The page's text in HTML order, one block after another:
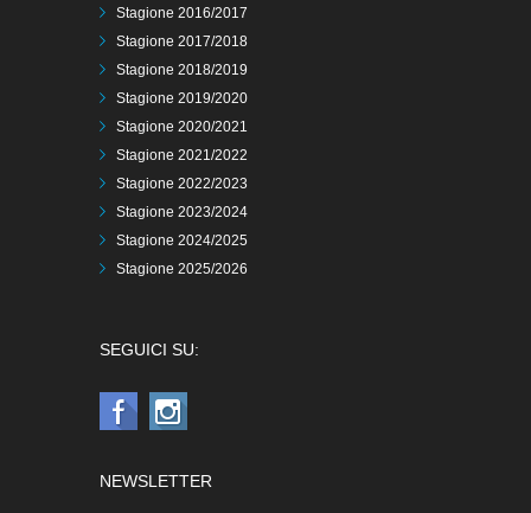
Stagione 2016/2017
Stagione 2017/2018
Stagione 2018/2019
Stagione 2019/2020
Stagione 2020/2021
Stagione 2021/2022
Stagione 2022/2023
Stagione 2023/2024
Stagione 2024/2025
Stagione 2025/2026
SEGUICI SU:
NEWSLETTER